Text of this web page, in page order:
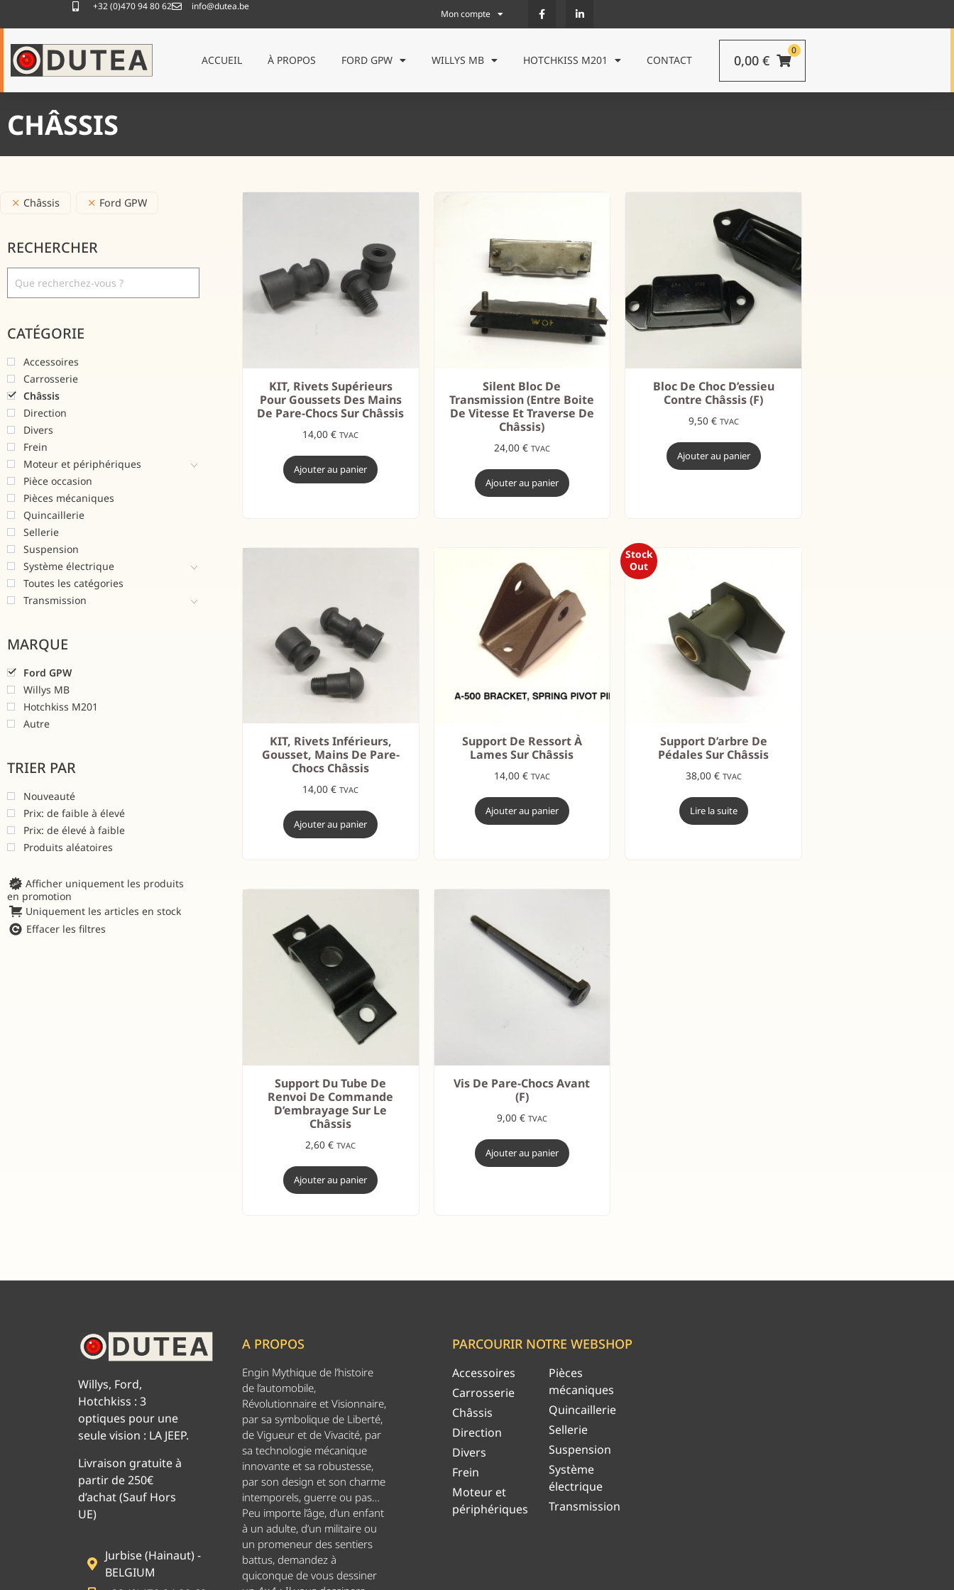
+32 (0)470 94 80 62 info@dutea.be
Mon compte
ACCUEIL À PROPOS FORD GPW WILLYS MB HOTCHKISS M201 CONTACT
0
0,00 €
CHÂSSIS
Châssis Ford GPW
RECHERCHER
CATÉGORIE
Accessoires
Carrosserie
Châssis
Direction
Divers
Frein
Moteur et périphériques
Pièce occasion
Pièces mécaniques
Quincaillerie
Sellerie
Suspension
Système électrique
Toutes les catégories
Transmission
MARQUE
Ford GPW
Willys MB
Hotchkiss M201
Autre
TRIER PAR
Nouveauté
Prix: de faible à élevé
Prix: de élevé à faible
Produits aléatoires
Afficher uniquement les produits
en promotion
Uniquement les articles en stock
Effacer les filtres
KIT, Rivets Supérieurs
Pour Goussets Des Mains
De Pare-Chocs Sur Châssis
14,00€ TVAC
Ajouter au panier
Silent Bloc De
Transmission (entre Boite
De Vitesse Et Traverse De
Châssis)
24,00 € TVAC
Ajouter au panier
Bloc De Choc D’essieu
Contre Châssis (F)
9,50 € TVAC
Ajouter au panier
KIT, Rivets Inférieurs,
Gousset, Mains De Pare-
Chocs Châssis
14,00€ TVAC
Ajouter au panier
Support De Ressort À
Lames Sur Châssis
14,00 € TVAC
Ajouter au panier
Stock
Out
Support D’arbre De
Pédales Sur Châssis
38,00 € TVAC
Lire la suite
Support Du Tube De
Renvoi De Commande
D’embrayage Sur Le
Châssis
2,60€ TVAC
Ajouter au panier
Vis De Pare-Chocs Avant
(F)
9,00 € TVAC
Ajouter au panier
Willys, Ford,
Hotchkiss : 3
optiques pour une
seule vision : LA JEEP.
Livraison gratuite à
partir de 250€
d’achat (Sauf Hors
UE)
Jurbise (Hainaut) -
BELGIUM
A PROPOS
Engin Mythique de l’histoire
de l’automobile,
Révolutionnaire et Visionnaire,
par sa symbolique de Liberté,
de Vigueur et de Vivacité, par
sa technologie mécanique
innovante et sa robustesse,
par son design et son charme
intemporels, guerre ou pas…
Peu importe l’âge, d’un enfant
à un adulte, d’un militaire ou
un promeneur des sentiers
battus, demandez à
quiconque de vous dessiner
PARCOURIR NOTRE WEBSHOP
Accessoires
Carrosserie
Châssis
Direction
Divers
Frein
Moteur et
périphériques
Pièces
mécaniques
Quincaillerie
Sellerie
Suspension
Système
électrique
Transmission